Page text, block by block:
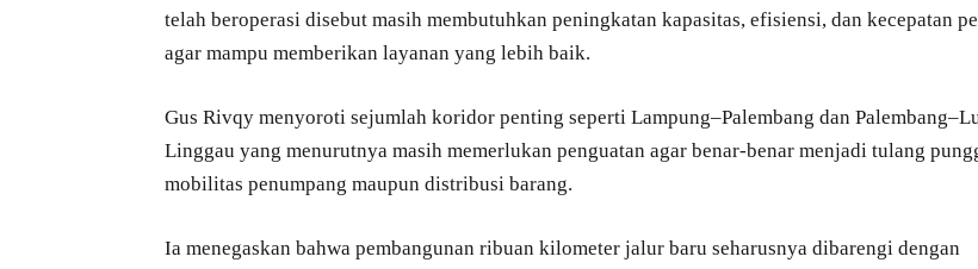
telah beroperasi disebut masih membutuhkan peningkatan kapasitas, efisiensi, dan kecepatan
agar mampu memberikan layanan yang lebih baik.
Gus Rivqy menyoroti sejumlah koridor penting seperti Lampung–Palembang dan
Linggau yang menurutnya masih memerlukan penguatan agar benar-benar menjadi tulang
mobilitas penumpang maupun distribusi barang.
Ia menegaskan bahwa pembangunan ribuan kilometer jalur baru seharusnya dibarengi dengan